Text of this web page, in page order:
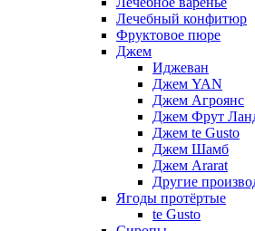
Лечебный конфитюр
Фруктовое пюре
Джем
Иджеван
Джем YAN
Джем Агроянс
Джем Фрут
Джем te Gusto
Джем Шамб
Джем Ararat
Другие
Ягоды протёртые
te Gusto